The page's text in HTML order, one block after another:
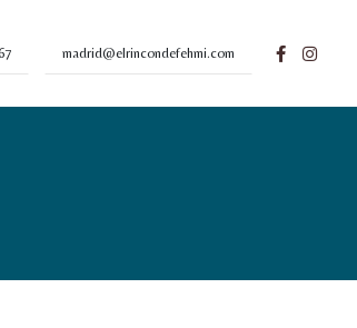
madrid@elrincondefehmi.com